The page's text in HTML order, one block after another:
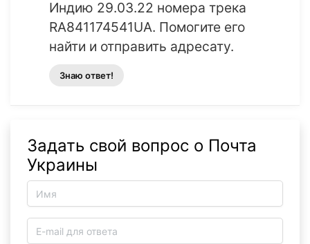
Индию 29.03.22 номера трека
RA841174541UA. Помогите его
найти и отправить адресату.
Знаю ответ!
Задать свой вопрос о Почта
Украины